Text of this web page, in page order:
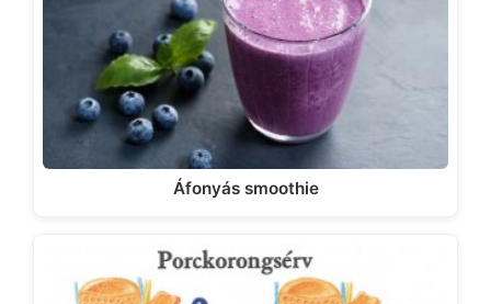
Áfonyás smoothie